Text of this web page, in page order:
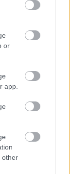
or
app.
other